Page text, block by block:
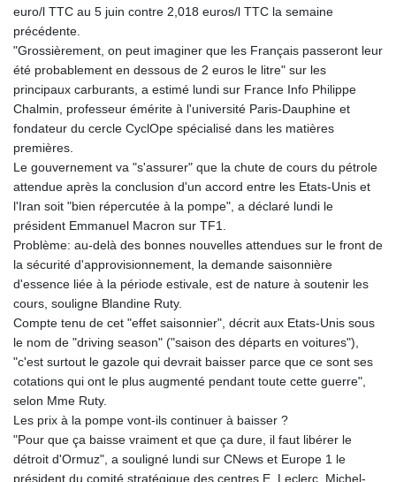
euro/l TTC au 5 juin contre 2,018 euros/l TTC la semaine
précédente.
"Grossièrement, on peut imaginer que les Français passeront leur
été probablement en dessous de 2 euros le litre" sur les
principaux carburants, a estimé lundi sur France Info Philippe
Chalmin, professeur émérite à l'université Paris-Dauphine et
fondateur du cercle CyclOpe spécialisé dans les matières
premières.
Le gouvernement va "s'assurer" que la chute de cours du pétrole
attendue après la conclusion d'un accord entre les Etats-Unis et
l'Iran soit "bien répercutée à la pompe", a déclaré lundi le
président Emmanuel Macron sur TF1.
Problème: au-delà des bonnes nouvelles attendues sur le front de
la sécurité d'approvisionnement, la demande saisonnière
d'essence liée à la période estivale, est de nature à soutenir les
cours, souligne Blandine Ruty.
Compte tenu de cet "effet saisonnier", décrit aux Etats-Unis sous
le nom de "driving season" ("saison des départs en voitures"),
"c'est surtout le gazole qui devrait baisser parce que ce sont ses
cotations qui ont le plus augmenté pendant toute cette guerre",
selon Mme Ruty.
Les prix à la pompe vont-ils continuer à baisser ?
"Pour que ça baisse vraiment et que ça dure, il faut libérer le
détroit d'Ormuz", a souligné lundi sur CNews et Europe 1 le
président du comité stratégique des centres E. Leclerc, Michel-